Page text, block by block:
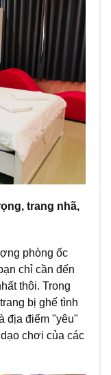
trang nhã,
phòng ốc
chỉ cần đến
thôi. Trong
bị ghế tình
địa điểm "yêu"
chơi của các